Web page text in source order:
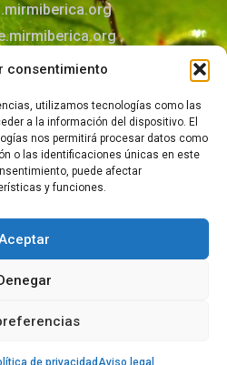
consentimiento
utilizamos tecnologías como las
a la información del dispositivo. El
nos permitirá procesar datos como
o las identificaciones únicas en este
puede afectar
y funciones.
de privacidad Aviso legal
nosotros mediante el
reservados –